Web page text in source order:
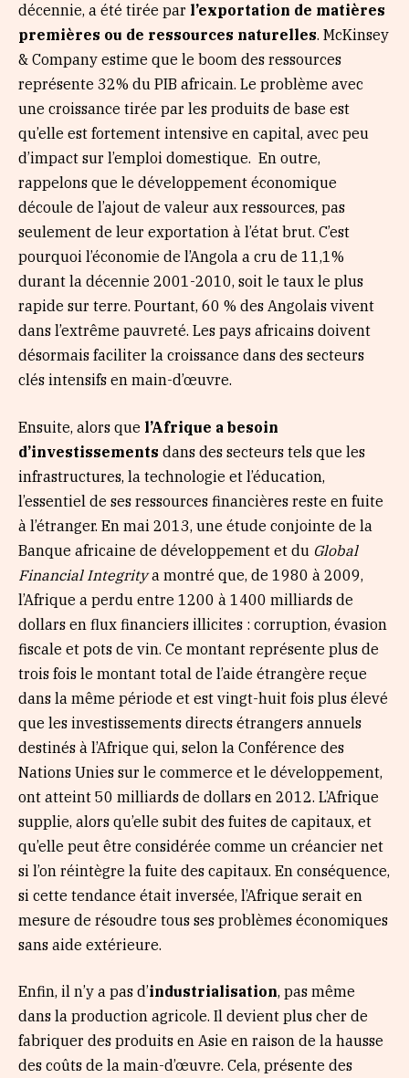
décennie, a été tirée par l’exportation de matières
premières ou de ressources naturelles. McKinsey
& Company estime que le boom des ressources
représente 32% du PIB africain. Le problème avec
une croissance tirée par les produits de base est
qu’elle est fortement intensive en capital, avec peu
d’impact sur l’emploi domestique. En outre,
rappelons que le développement économique
découle de l’ajout de valeur aux ressources, pas
seulement de leur exportation à l’état brut. C’est
pourquoi l’économie de l’Angola a cru de 11,1%
durant la décennie 2001-2010, soit le taux le plus
rapide sur terre. Pourtant, 60 % des Angolais vivent
dans l’extrême pauvreté. Les pays africains doivent
désormais faciliter la croissance dans des secteurs
clés intensifs en main-d’œuvre.
Ensuite, alors que l’Afrique a besoin
d’investissements dans des secteurs tels que les
infrastructures, la technologie et l’éducation,
l’essentiel de ses ressources financières reste en fuite
à l’étranger. En mai 2013, une étude conjointe de la
Banque africaine de développement et du Global
Financial Integritya montré que, de 1980 à 2009,
l’Afrique a perdu entre 1200 à 1400 milliards de
dollars en flux financiers illicites : corruption, évasion
fiscale et pots de vin. Ce montant représente plus de
trois fois le montant total de l’aide étrangère reçue
dans la même période et est vingt-huit fois plus élevé
que les investissements directs étrangers annuels
destinés à l’Afrique qui, selon la Conférence des
Nations Unies sur le commerce et le développement,
ont atteint 50 milliards de dollars en 2012. L’Afrique
supplie, alors qu’elle subit des fuites de capitaux, et
qu’elle peut être considérée comme un créancier net
si l’on réintègre la fuite des capitaux. En conséquence,
si cette tendance était inversée, l’Afrique serait en
mesure de résoudre tous ses problèmes économiques
sans aide extérieure.
Enfin, il n’y a pas d’industrialisation, pas même
dans la production agricole. Il devient plus cher de
fabriquer des produits en Asie en raison de la hausse
des coûts de la main-d’œuvre. Cela, présente des